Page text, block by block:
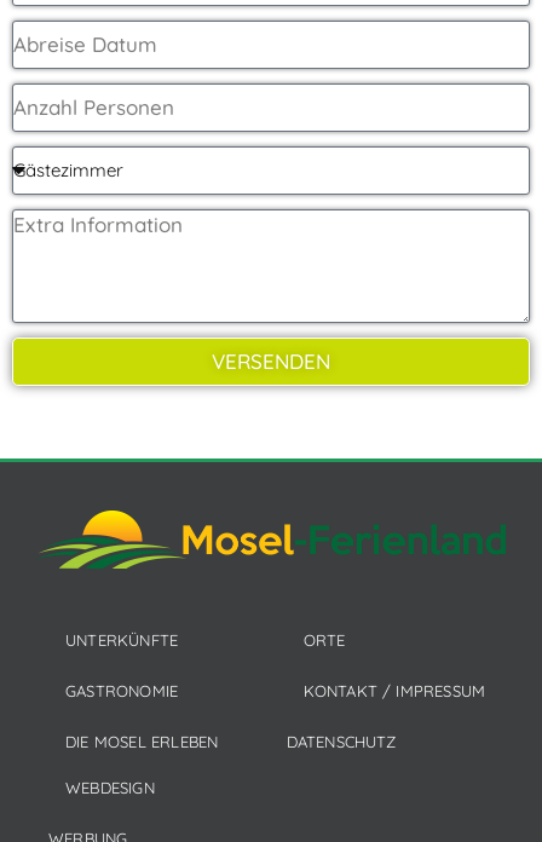
VERSENDEN
UNTERKÜNFTE
GASTRONOMIE
DIE MOSEL ERLEBEN
ORTE
KONTAKT / IMPRESSUM
DATENSCHUTZ
WEBDESIGN